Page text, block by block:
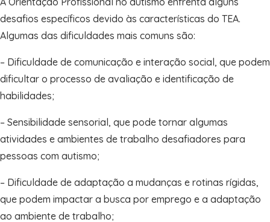
desafios específicos devido às características do TEA.
Algumas das dificuldades mais comuns são:
– Dificuldade de comunicação e interação social, que podem
dificultar o processo de avaliação e identificação de
habilidades;
– Sensibilidade sensorial, que pode tornar algumas
atividades e ambientes de trabalho desafiadores para
pessoas com autismo;
– Dificuldade de adaptação a mudanças e rotinas rígidas,
que podem impactar a busca por emprego e a adaptação
ao ambiente de trabalho;